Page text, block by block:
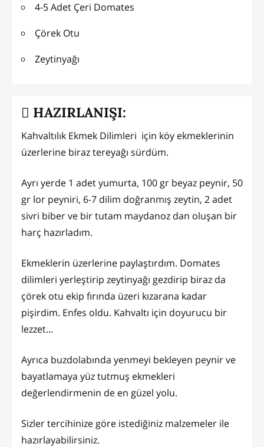
4-5 Adet Çeri Domates
Çörek Otu
Zeytinyağı
HAZIRLANIŞI:
Kahvaltılık Ekmek Dilimleri için köy ekmeklerinin
üzerlerine biraz tereyağı sürdüm.
Ayrı yerde 1 adet yumurta, 100 gr beyaz peynir, 50
gr lor peyniri, 6-7 dilim doğranmış zeytin, 2 adet
sivri biber ve bir tutam maydanoz dan oluşan bir
harç hazırladım.
Ekmeklerin üzerlerine paylaştırdım. Domates
dilimleri yerleştirip zeytinyağı gezdirip biraz da
çörek otu ekip fırında üzeri kızarana kadar
pişirdim. Enfes oldu. Kahvaltı için doyurucu bir
lezzet...
Ayrıca buzdolabında yenmeyi bekleyen peynir ve
bayatlamaya yüz tutmuş ekmekleri
değerlendirmenin de en güzel yolu.
Sizler tercihinize göre istediğiniz malzemeler ile
hazırlayabilirsiniz.